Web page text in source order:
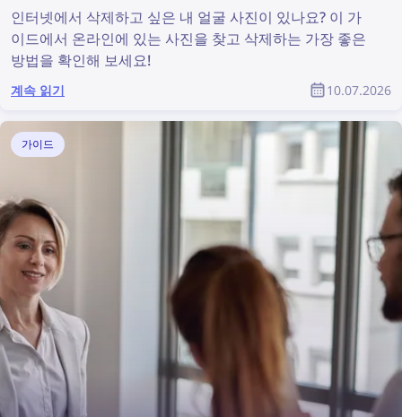
인터넷에서 삭제하고 싶은 내 얼굴 사진이 있나요? 이 가
이드에서 온라인에 있는 사진을 찾고 삭제하는 가장 좋은
방법을 확인해 보세요!
계속 읽기 10.07.2026
가이드